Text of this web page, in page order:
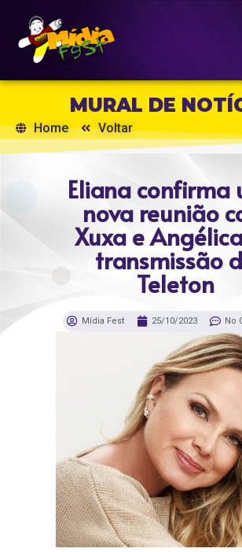
MURAL DE
Home Voltar
Eliana confirma
nova reunião
Xuxa e
transmissão
Teleton
Mídia Fest 25/10/2023 No